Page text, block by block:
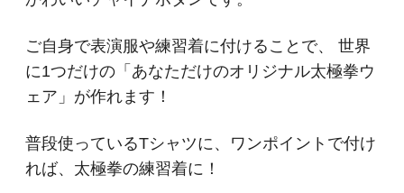
ご自身で表演服や練習着に付けることで、 世界
に1つだけの「あなただけのオリジナル太極拳ウ
ェア」が作れます！
普段使っているTシャツに、ワンポイントで付け
れば、太極拳の練習着に！